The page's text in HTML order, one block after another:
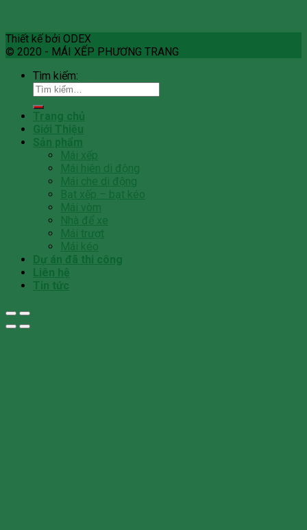
Thiết kế bởi ODEX
© 2020 - MÁI XẾP PHƯƠNG TRANG
Tìm kiếm:
Trang chủ
Giới Thiệu
Sản phẩm
Mái xếp
Mái hiên di động
Mái che di động
Bạt xếp – bạt kéo
Mái vòm
Nhà để xe
Mái trượt
Mái kéo
Dự án đã thi công
Liên hệ
Tin tức